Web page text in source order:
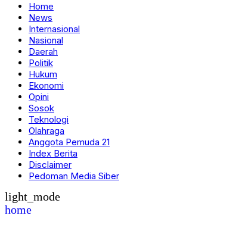
Home
News
Internasional
Nasional
Daerah
Politik
Hukum
Ekonomi
Opini
Sosok
Teknologi
Olahraga
Anggota Pemuda 21
Index Berita
Disclaimer
Pedoman Media Siber
light_mode
home